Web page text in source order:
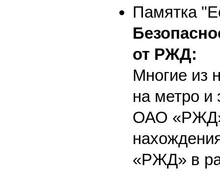
Памятка
от РЖД:
Многие из
на метро и
ОАО «РЖД»
«РЖД» в